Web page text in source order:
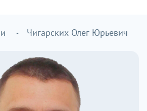
Чигарских Олег Юрьевич